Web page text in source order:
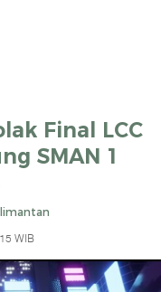
Final LCC
SMAN 1
WIB